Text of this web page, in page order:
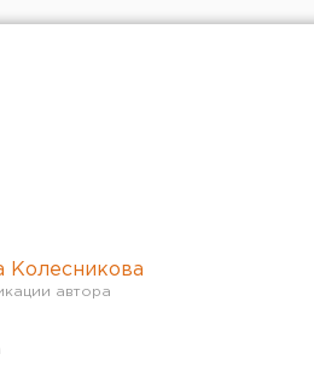
Колесникова